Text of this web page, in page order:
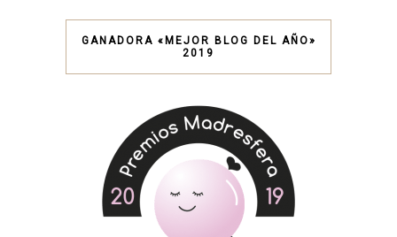
GANADORA «MEJOR BLOG DEL AÑO»
2019